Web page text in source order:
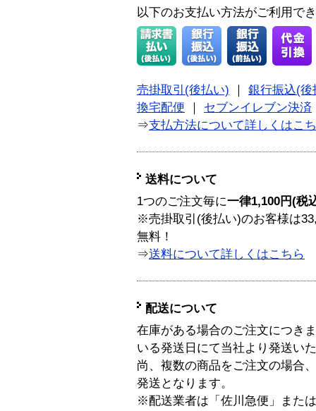
以下のお支払い方法がご利用で
売掛取引(後払い)
銀行振込(後
換宅配便
セブンイレブン決済
⇒支払方法について詳しくはこ
送料について
1つのご注文毎に一律1,100円(税
※売掛取引(後払い)のお客様は
無料！
⇒送料について詳しくはこちら
配送について
在庫がある場合のご注文につき
いる発送日にて当社より発送い
尚、複数の商品をご注文の場合
発送となります。
※配送業者は「佐川急便」また